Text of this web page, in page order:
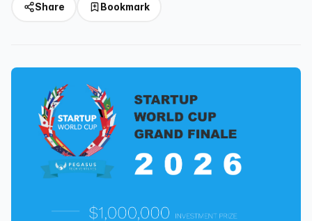
Share Bookmark